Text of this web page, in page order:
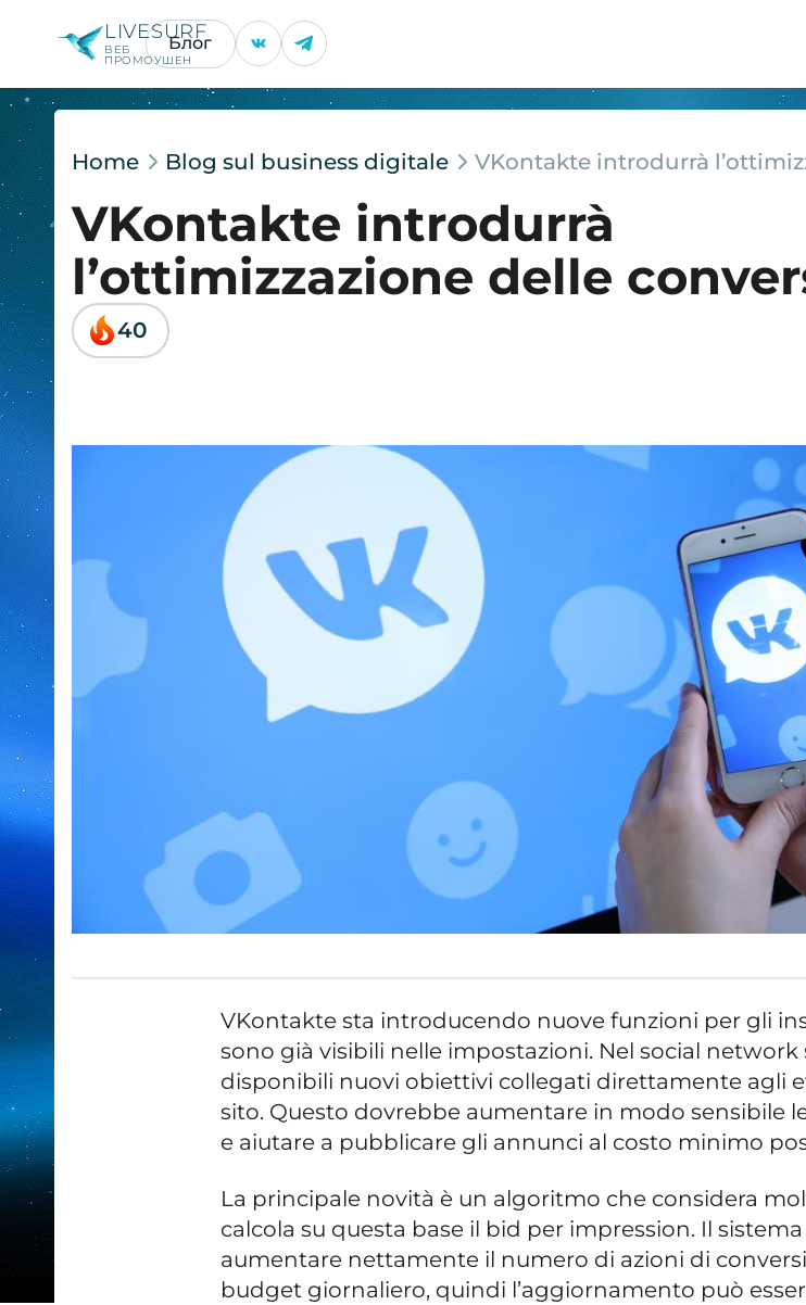
LIVESURF
ВЕБ
ПРОМОУШЕН
Блог
Home Blog sul business digitale VKontakte introdurrà
VKontakte introdurrà
l’ottimizzazione delle
40
VKontakte sta introducendo nuove funzioni per gli
sono già visibili nelle impostazioni. Nel social network
disponibili nuovi obiettivi collegati direttamente agli
sito. Questo dovrebbe aumentare in modo sensibile
e aiutare a pubblicare gli annunci al costo minimo
La principale novità è un algoritmo che considera
calcola su questa base il bid per impression. Il
aumentare nettamente il numero di azioni di
budget giornaliero, quindi l’aggiornamento può